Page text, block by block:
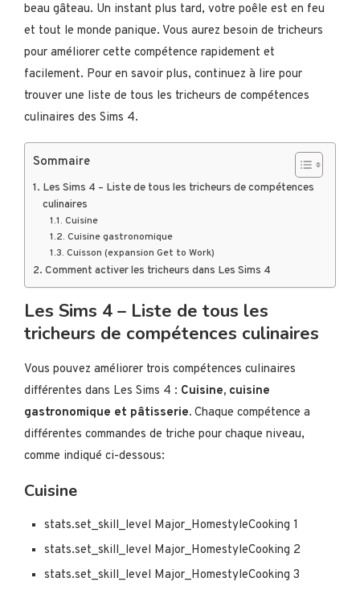
beau gâteau. Un instant plus tard, votre poêle est en feu
et tout le monde panique. Vous aurez besoin de tricheurs
pour améliorer cette compétence rapidement et
facilement. Pour en savoir plus, continuez à lire pour
trouver une liste de tous les tricheurs de compétences
culinaires des Sims 4.
Sommaire
Les Sims 4 – Liste de tous les tricheurs de compétences
culinaires
Cuisine
Cuisine gastronomique
Cuisson (expansion Get to Work)
Comment activer les tricheurs dans Les Sims 4
Les Sims 4 – Liste de tous les
tricheurs de compétences culinaires
Vous pouvez améliorer trois compétences culinaires
différentes dans Les Sims 4 : Cuisine, cuisine
gastronomique et pâtisserie. Chaque compétence a
différentes commandes de triche pour chaque niveau,
comme indiqué ci-dessous:
Cuisine
stats.set_skill_level Major_HomestyleCooking 1
stats.set_skill_level Major_HomestyleCooking 2
stats.set_skill_level Major_HomestyleCooking 3